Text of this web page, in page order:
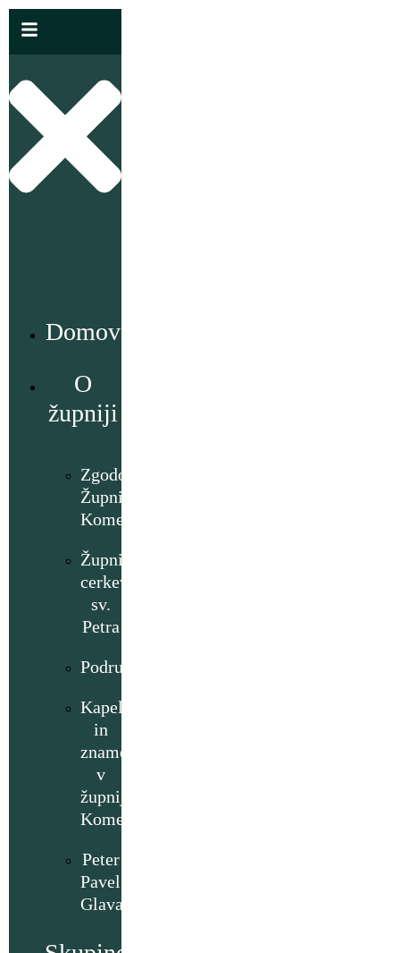
Domov
O
župniji
Zgodovina
Župnije
Komenda
Župnijska
cerkev
sv.
Petra
Podružnice
Kapelice
in
znamenja
v
župniji
Komenda
Peter
Pavel
Glavar